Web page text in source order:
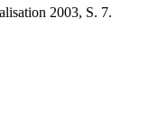
2003, S. 7.